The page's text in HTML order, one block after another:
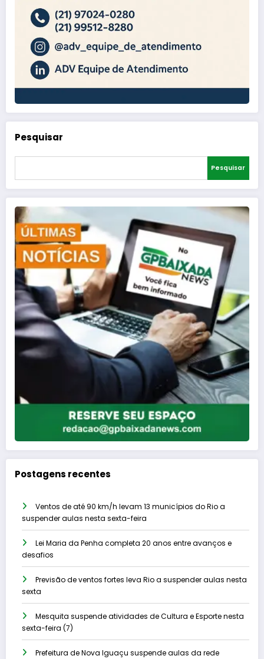
Pesquisar
Pesquisar
Postagens recentes
Ventos de até 90 km/h levam 13 municípios do Rio a
suspender aulas nesta sexta-feira
Lei Maria da Penha completa 20 anos entre avanços e
desafios
Previsão de ventos fortes leva Rio a suspender aulas nesta
sexta
Mesquita suspende atividades de Cultura e Esporte nesta
sexta-feira (7)
Prefeitura de Nova Iguaçu suspende aulas da rede